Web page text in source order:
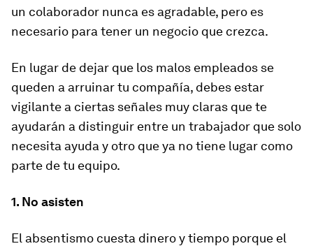
un colaborador nunca es agradable, pero es
necesario para tener un negocio que crezca.
En lugar de dejar que los malos empleados se
queden a arruinar tu compañía, debes estar
vigilante a ciertas señales muy claras que te
ayudarán a distinguir entre un trabajador que solo
necesita ayuda y otro que ya no tiene lugar como
parte de tu equipo.
1. No asisten
El absentismo cuesta dinero y tiempo porque el